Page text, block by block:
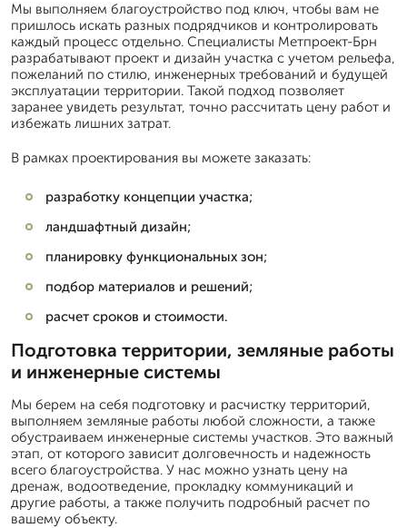
Мы выполняем благоустройство под ключ, чтобы вам не
пришлось искать разных подрядчиков и контролировать
каждый процесс отдельно. Специалисты Метпроект-Брн
разрабатывают проект и дизайн участка с учетом рельефа,
пожеланий по стилю, инженерных требований и будущей
эксплуатации территории. Такой подход позволяет
заранее увидеть результат, точно рассчитать цену работ и
избежать лишних затрат.
В рамках проектирования вы можете заказать:
разработку концепции участка;
ландшафтный дизайн;
планировку функциональных зон;
подбор материалов и решений;
расчет сроков и стоимости.
Подготовка территории, земляные работы
и инженерные системы
Мы берем на себя подготовку и расчистку территорий,
выполняем земляные работы любой сложности, а также
обустраиваем инженерные системы участков. Это важный
этап, от которого зависит долговечность и надежность
всего благоустройства. У нас можно узнать цену на
дренаж, водоотведение, прокладку коммуникаций и
другие работы, а также получить подробный расчет по
вашему объекту.